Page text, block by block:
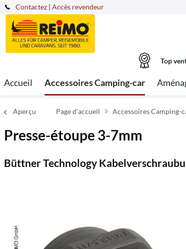
Contactez | Accès revendeur
Top
Accueil Accessoires Camping-car
Aperçu Page d'accueil Accessoires Camping-
Presse-étoupe 3-7mm
Büttner Technology